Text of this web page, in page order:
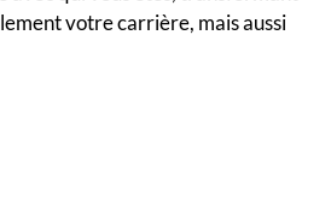
votre carrière, mais aussi